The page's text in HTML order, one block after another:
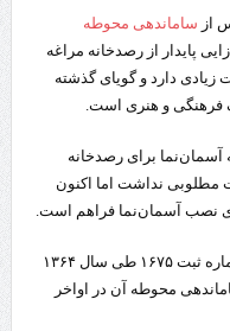
از ساماندهی محوطه
پایدار از رصدخانه مراغه
زیادی دارد و گویای گذشته
فرهنگی و هنری است.
که آسمان‌نما برای رصدخانه
مطلوبی نداشت اما اکنون
نصب آسمان‌نما فراهم است.
وی ادامه داد: رصدخانه تاریخی مراغه با شماره ثبت ۱۶۷۵ طی سال ۱۳۶۴
محوطه آن در اواخر